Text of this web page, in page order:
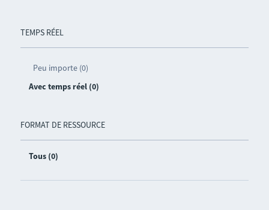
TEMPS RÉEL
Peu importe (0)
Avec temps réel (0)
FORMAT DE RESSOURCE
Tous (0)